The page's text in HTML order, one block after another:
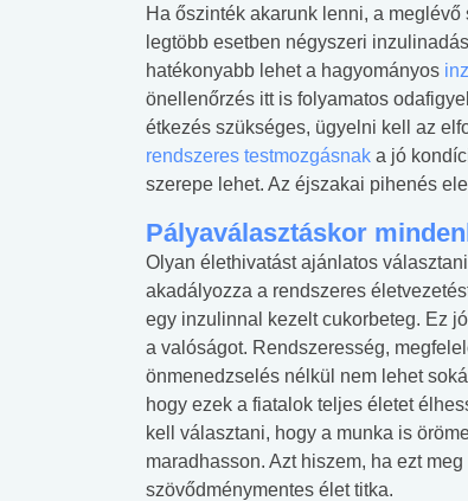
Ha őszinték akarunk lenni, a
legtöbb esetben négyszeri
hatékonyabb lehet a hagyományos
önellenőrzés itt is folyamatos
étkezés szükséges, ügyelni kell az
rendszeres testmozgásnak a jó
szerepe lehet. Az éjszakai pihenés
Pályaválasztáskor
Olyan élethivatást ajánlatos
akadályozza a rendszeres
egy inzulinnal kezelt cukorbeteg. Ez
a valóságot. Rendszeresség,
önmenedzselés nélkül nem lehet
hogy ezek a fiatalok teljes életet
kell választani, hogy a munka is
maradhasson. Azt hiszem, ha ezt
szövődménymentes élet titka.